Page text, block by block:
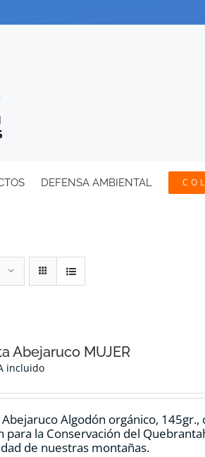
DEFENSA AMBIENTAL
Abejaruco MUJER
incluido
Algodón orgánico,
para la Conservación del
de nuestras montañas.